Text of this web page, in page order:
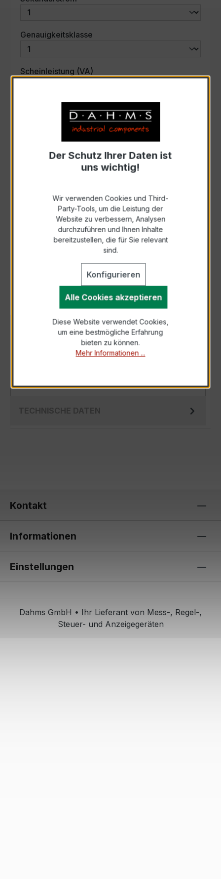
Genauigkeitsklasse
Scheinleistung (VA)
Auswahl zurücksetzen
31369
Zur Sammelanfrage hinzufügen
Anfrage telefonisch
Als PDF exportieren
BESCHREIBUNG
Der WSK 40N 50/1A 10VA Kl.1 ist ein
kompakter, hochpräziser Niederspannungs-
TECHNISCHE DATEN
Kontakt
Informationen
Einstellungen
Dahms GmbH • Ihr Lieferant von Mess-, Regel-,
Steuer- und Anzeigegeräten
Der Schutz Ihrer Daten ist
uns wichtig!
Wir verwenden Cookies und Third-
Party-Tools, um die Leistung der
Website zu verbessern, Analysen
durchzuführen und Ihnen Inhalte
bereitzustellen, die für Sie relevant
sind.
Konfigurieren
Alle Cookies akzeptieren
Diese Website verwendet Cookies,
um eine bestmögliche Erfahrung
bieten zu können.
Mehr Informationen ...